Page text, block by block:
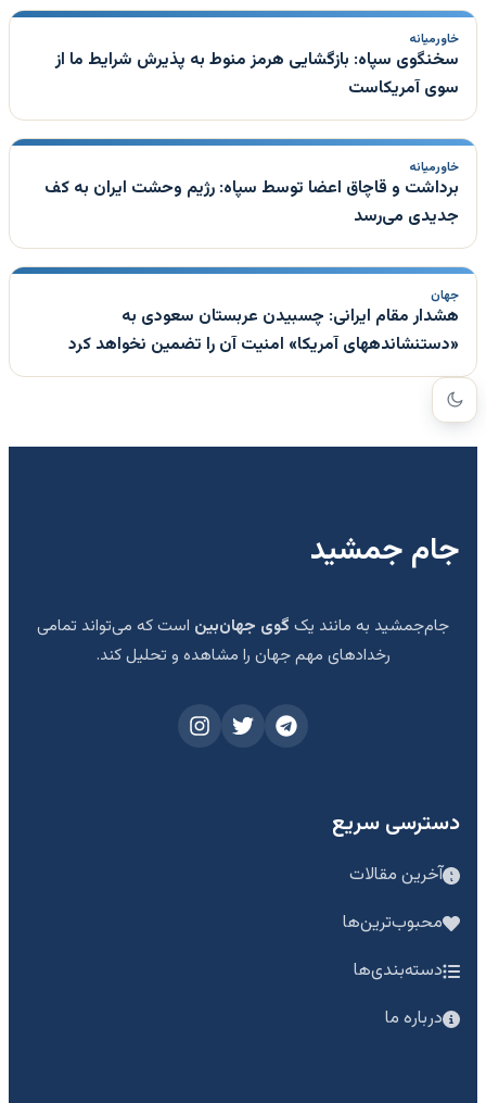
خاورمیانه
سخنگوی سپاه: بازگشایی هرمز منوط به پذیرش شرایط ما از
سوی آمریکاست
خاورمیانه
برداشت و قاچاق اعضا توسط سپاه: رژیم وحشت ایران به کف
جدیدی می‌رسد
جهان
هشدار مقام ایرانی: چسبیدن عربستان سعودی به
«دستنشاندههای آمریکا» امنیت آن را تضمین نخواهد کرد
جام جمشید
جام‌جمشید به مانند یک گوی جهان‌بین است که می‌تواند تمامی
رخدادهای مهم جهان را مشاهده و تحلیل کند.
دسترسی سریع
آخرین مقالات
محبوب‌ترین‌ها
دسته‌بندی‌ها
درباره ما